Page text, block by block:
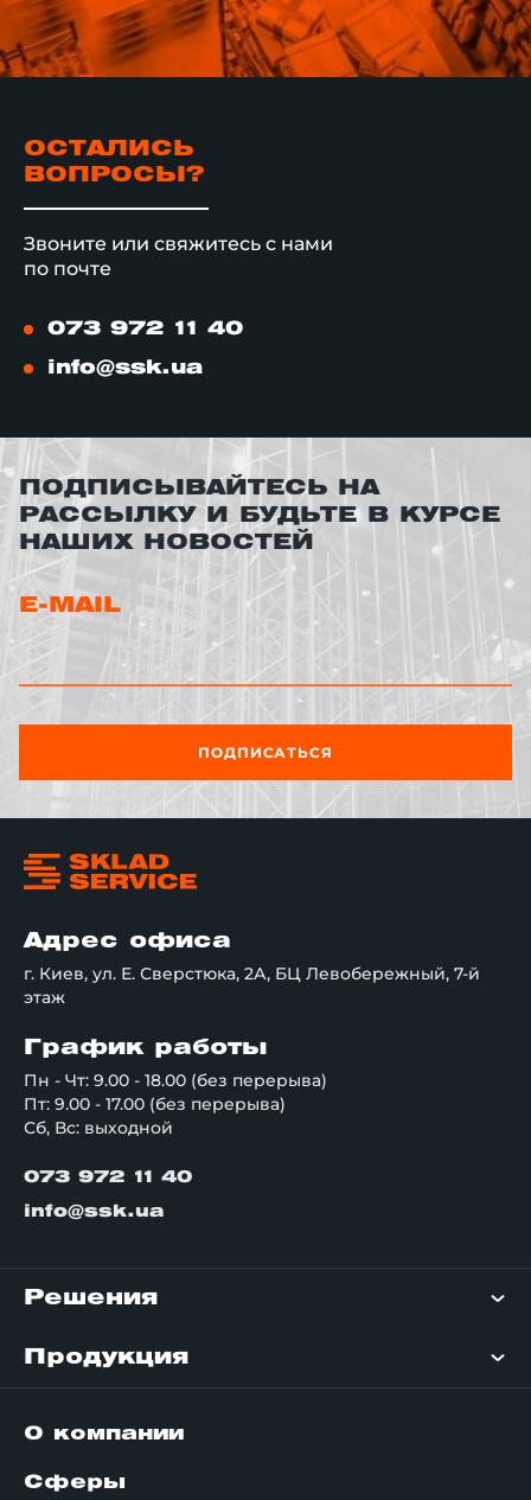
ОСТАЛИСЬ
ВОПРОСЫ?
Звоните или свяжитесь с нами
по почте
073 972 11 40
info@ssk.ua
ПОДПИСЫВАЙТЕСЬ НА
РАССЫЛКУ И БУДЬТЕ В КУРСЕ
НАШИХ НОВОСТЕЙ
E-MAIL
ПОДПИСАТЬСЯ
Адрес офиса
г. Киев, ул. Е. Сверстюка, 2А, БЦ Левобережный, 7-й
этаж
График работы
Пн - Чт: 9.00 - 18.00 (без перерыва)
Пт: 9.00 - 17.00 (без перерыва)
Сб, Вс: выходной
073 972 11 40
info@ssk.ua
Решения
Продукция
О компании
Сферы